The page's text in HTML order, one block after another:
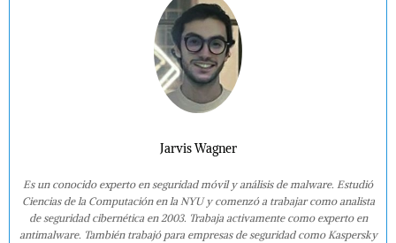
Jarvis Wagner
Es un conocido experto en seguridad móvil y análisis de malware. Estudió
Ciencias de la Computación en la NYU y comenzó a trabajar como analista
de seguridad cibernética en 2003. Trabaja activamente como experto en
antimalware. También trabajó para empresas de seguridad como Kaspersky